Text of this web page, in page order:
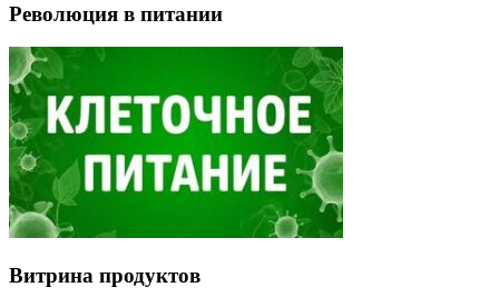
Революция в питании
Витрина продуктов